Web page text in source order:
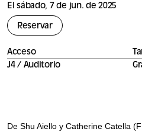
El sábado, 7 de jun. de 2025
Reservar
Acceso
J4 / Auditorio
De Shu Aiello y Catherine Catella